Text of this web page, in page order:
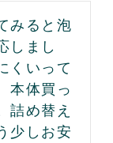
みると泡
しまし
くいって
本体買っ
詰め替え
少しお安